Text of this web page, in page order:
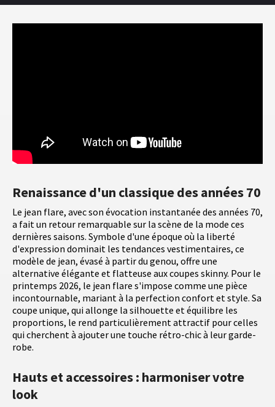
Renaissance d'un classique des années 70
Le jean flare, avec son évocation instantanée des années 70,
a fait un retour remarquable sur la scène de la mode ces
dernières saisons. Symbole d'une époque où la liberté
d'expression dominait les tendances vestimentaires, ce
modèle de jean, évasé à partir du genou, offre une
alternative élégante et flatteuse aux coupes skinny. Pour le
printemps 2026, le jean flare s'impose comme une pièce
incontournable, mariant à la perfection confort et style. Sa
coupe unique, qui allonge la silhouette et équilibre les
proportions, le rend particulièrement attractif pour celles
qui cherchent à ajouter une touche rétro-chic à leur garde-
robe.
Hauts et accessoires : harmoniser votre
look